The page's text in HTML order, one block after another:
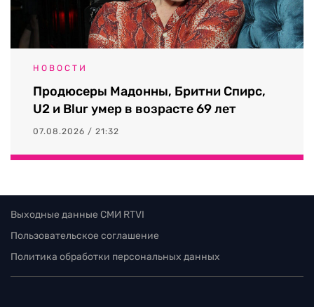
НОВОСТИ
Продюсеры Мадонны, Бритни Спирс,
U2 и Blur умер в возрасте 69 лет
07.08.2026 / 21:32
Выходные данные СМИ RTVI
Пользовательское соглашение
Политика обработки персональных данных